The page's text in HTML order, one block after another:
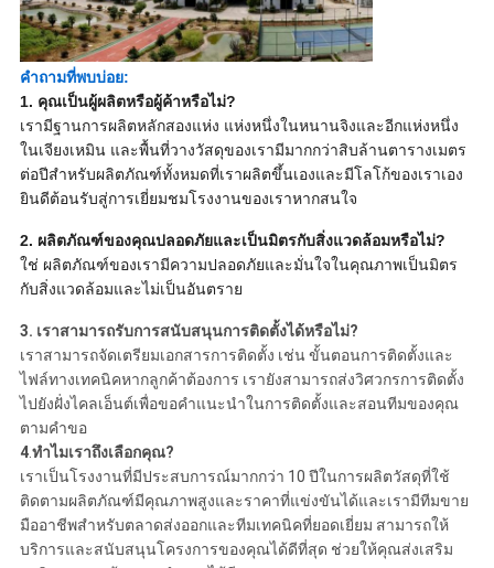
คำถามที่พบบ่อย:
1. คุณเป็นผู้ผลิตหรือผู้ค้าหรือไม่?
เรามีฐานการผลิตหลักสองแห่ง แห่งหนึ่งในหนานจิงและอีกแห่งหนึ่ง
ในเจียงเหมิน และพื้นที่วางวัสดุของเรามีมากกว่าสิบล้านตารางเมตร
ต่อปีสำหรับผลิตภัณฑ์ทั้งหมดที่เราผลิตขึ้นเองและมีโลโก้ของเราเอง
ยินดีต้อนรับสู่การเยี่ยมชมโรงงานของเราหากสนใจ
2. ผลิตภัณฑ์ของคุณปลอดภัยและเป็นมิตรกับสิ่งแวดล้อมหรือไม่?
ใช่ ผลิตภัณฑ์ของเรามีความปลอดภัยและมั่นใจในคุณภาพเป็นมิตร
กับสิ่งแวดล้อมและไม่เป็นอันตราย
3. เราสามารถรับการสนับสนุนการติดตั้งได้หรือไม่?
เราสามารถจัดเตรียมเอกสารการติดตั้ง เช่น ขั้นตอนการติดตั้งและ
ไฟล์ทางเทคนิคหากลูกค้าต้องการ เรายังสามารถส่งวิศวกรการติดตั้ง
ไปยังฝั่งไคลเอ็นต์เพื่อขอคำแนะนำในการติดตั้งและสอนทีมของคุณ
ตามคำขอ
4.ทำไมเราถึงเลือกคุณ?
เราเป็นโรงงานที่มีประสบการณ์มากกว่า 10 ปีในการผลิตวัสดุที่ใช้
ติดตามผลิตภัณฑ์มีคุณภาพสูงและราคาที่แข่งขันได้และเรามีทีมขาย
มืออาชีพสำหรับตลาดส่งออกและทีมเทคนิคที่ยอดเยี่ยม สามารถให้
บริการและสนับสนุนโครงการของคุณได้ดีที่สุด ช่วยให้คุณส่งเสริม